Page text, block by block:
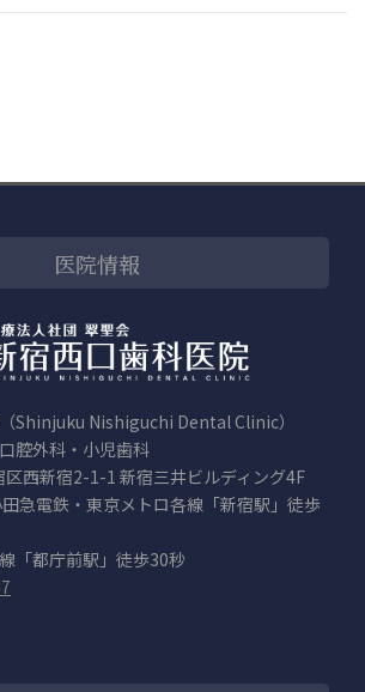
医院情報
Shinjuku Nishiguchi Dental Clinic）
腔外科・小児歯科
西新宿2-1-1 新宿三井ビルディング4F
急電鉄・東京メトロ各線「新宿駅」徒歩
「都庁前駅」徒歩30秒